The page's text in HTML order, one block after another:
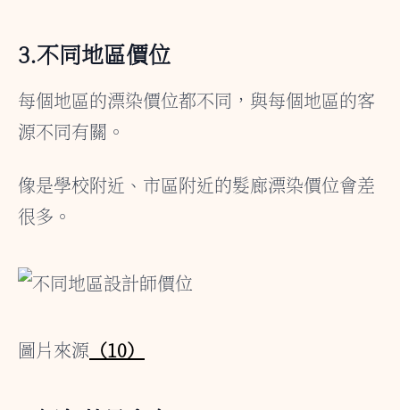
3.不同地區價位
每個地區的漂染價位都不同，與每個地區的客
源不同有關。
像是學校附近、市區附近的髮廊漂染價位會差
很多。
圖片來源 （10）